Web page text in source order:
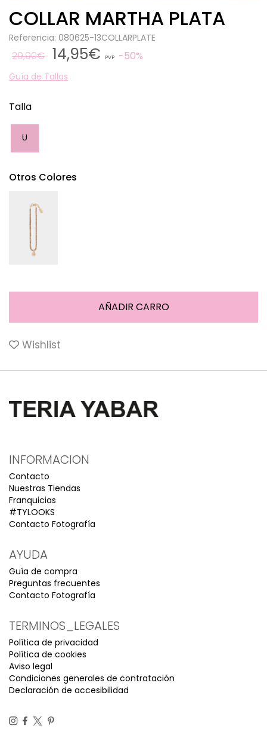
COLLAR MARTHA PLATA
Referencia: 080625-13COLLARPLATE
29,90€ 14,95€ PVP 50%
Guía de Tallas
Talla
U
Otros Colores
Wishlist
INFORMACION
Contacto
Nuestras Tiendas
Franquicias
#TYLOOKS
Contacto Fotografía
AYUDA
Guía de compra
Preguntas frecuentes
Contacto Fotografía
TERMINOS_LEGALES
Política de privacidad
Política de cookies
Aviso legal
Condiciones generales de contratación
Declaración de accesibilidad